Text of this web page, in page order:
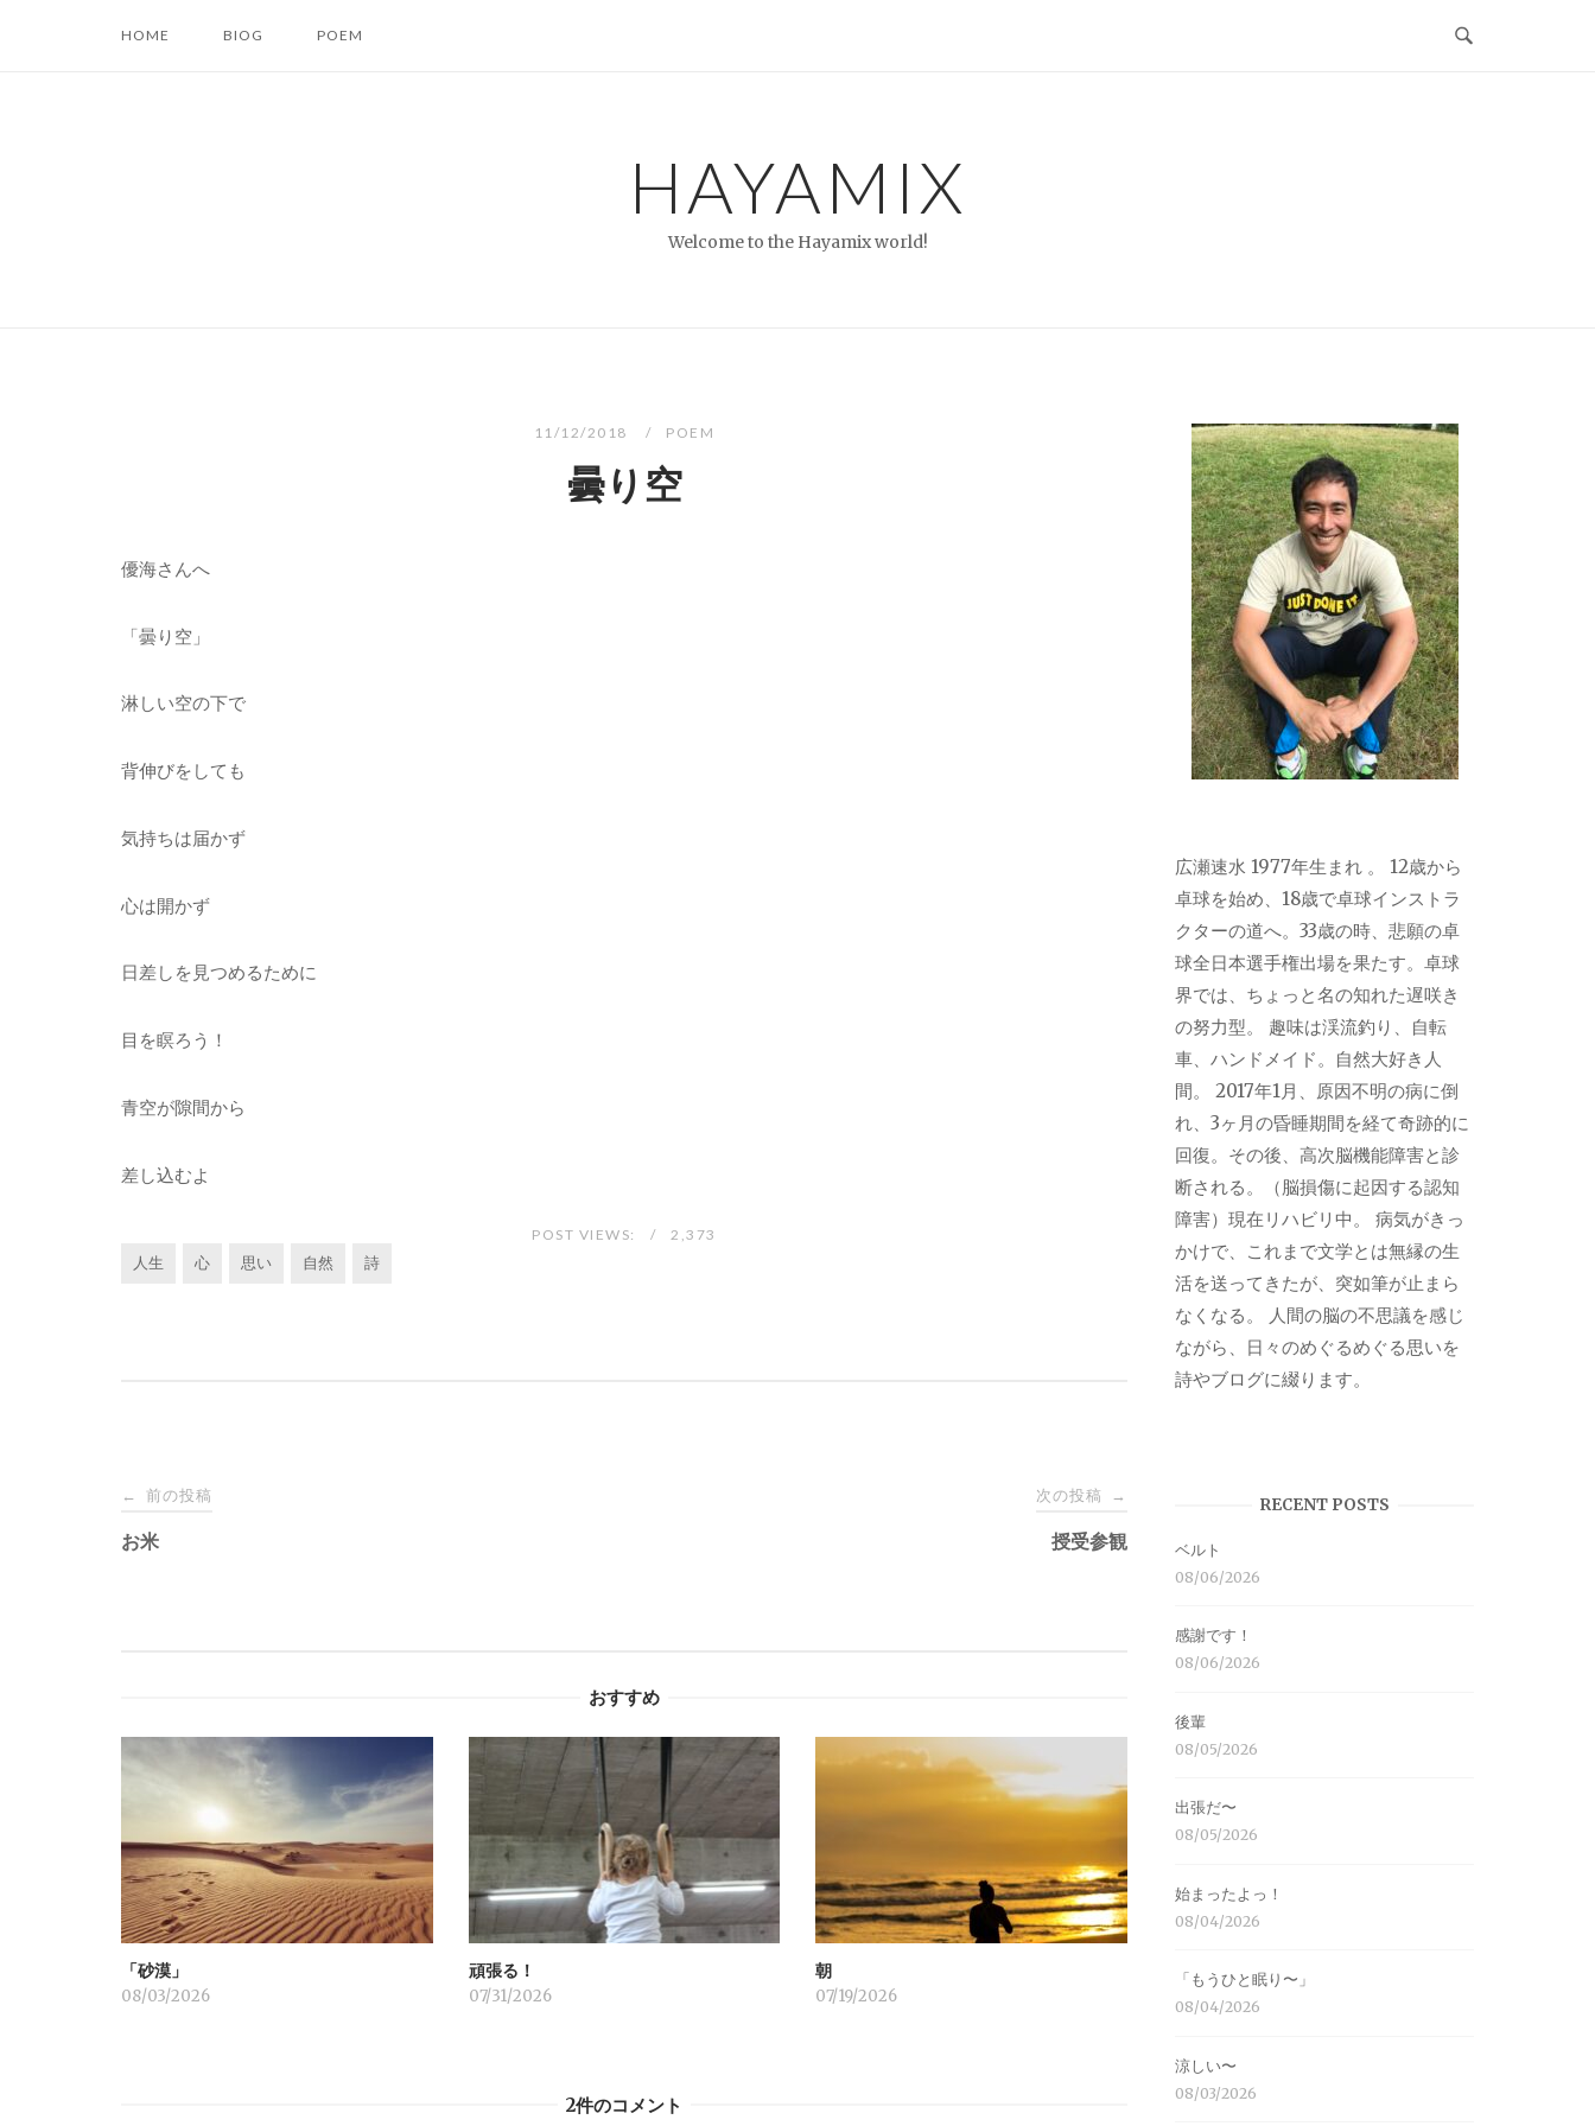
HOME BIOG POEM
HAYAMIX
Welcome to the Hayamix world!
11/12/2018 POEM
曇り空
優海さんへ
「曇り空」
淋しい空の下で
背伸びをしても
気持ちは届かず
心は開かず
日差しを見つめるために
目を瞑ろう！
青空が隙間から
差し込むよ
POST VIEWS: 2,373
人生 心 思い 自然 詩
投
稿
ゲ
ー
シ
ョ
ン
← 前の投稿
お米
次の投稿 →
授受参観
おすすめ
「砂漠」
08/03/2026
頑張る！
07/31/2026
朝
07/19/2026
2件のコメント
広瀬速水 1977年生まれ 。 12歳から
卓球を始め、18歳で卓球インストラ
クターの道へ。33歳の時、悲願の卓
球全日本選手権出場を果たす。卓球
界では、ちょっと名の知れた遅咲き
の努力型。 趣味は渓流釣り、自転
車、ハンドメイド。自然大好き人
間。 2017年1月、原因不明の病に倒
れ、3ヶ月の昏睡期間を経て奇跡的に
回復。その後、高次脳機能障害と診
断される。（脳損傷に起因する認知
障害）現在リハビリ中。 病気がきっ
かけで、これまで文学とは無縁の生
活を送ってきたが、突如筆が止まら
なくなる。 人間の脳の不思議を感じ
ながら、日々のめぐるめぐる思いを
詩やブログに綴ります。
RECENT POSTS
ベルト
08/06/2026
感謝です！
08/06/2026
後輩
08/05/2026
出張だ〜
08/05/2026
始まったよっ！
08/04/2026
「もうひと眠り〜」
08/04/2026
涼しい〜
08/03/2026